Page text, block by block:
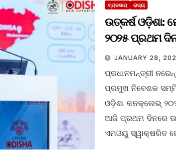
ବ୍ୟବସାୟ ରାଜ୍ୟ
ଉତ୍କର୍ଷ ଓଡ଼ିଶା:
୨୦୨୫ ପ୍ରଥମ
JANUARY 28,
ପ୍ରଧାନମନ୍ତ୍ରୀ
ପ୍ରମୁଖ ନିବେଶକ
ଓଡ଼ିଶା କନକ୍ଲେଭ୍
ଆଜି ପ୍ରଥମ ଦିନରେ
ଏମଓୟୁ ସ୍ୱାକ୍ଷରିତ